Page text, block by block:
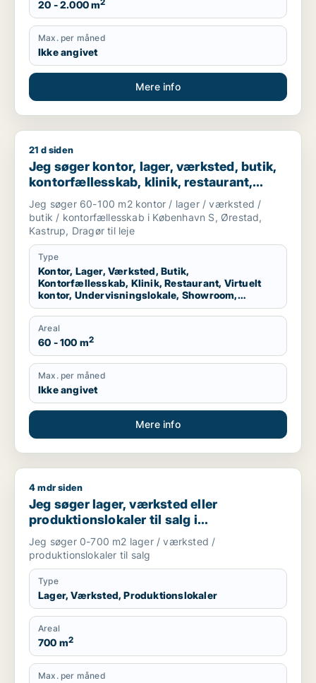
20 - 2.000 m2
Max. per måned
Ikke angivet
Mere info
Jeg søger kontor, lager, værksted, butik, kontorfællesskab,
21 d siden
Jeg søger kontor, lager, værksted, butik,
kontorfællesskab, klinik, restaurant,
virtuelt kontor, undervisningslokale,
showroom, erhvervsgrund,
produktionslokaler eller garage til leje i
Amager
Jeg søger 60-100 m2 kontor / lager / værksted /
butik / kontorfællesskab i København S, Ørestad,
Kastrup, Dragør til leje
Type
Kontor, Lager, Værksted, Butik,
Kontorfællesskab, Klinik, Restaurant, Virtuelt
kontor, Undervisningslokale, Showroom,
Erhvervsgrund, Produktionslokaler, Garage
Areal
60 - 100 m2
Max. per måned
Ikke angivet
Mere info
Jeg søger lager, værksted eller produktionslokaler til salg i
4 mdr siden
Jeg søger lager, værksted eller
produktionslokaler til salg i
Storkøbenhavn
Jeg søger 0-700 m2 lager / værksted /
produktionslokaler til salg
Type
Lager, Værksted, Produktionslokaler
Areal
700 m2
Max. per måned